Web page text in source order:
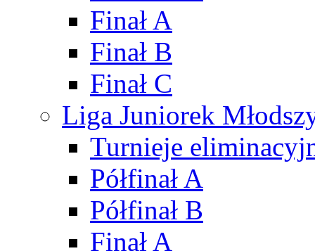
Finał A
Finał B
Finał C
Liga Juniorek
Turnieje
Półfinał A
Półfinał B
Finał A